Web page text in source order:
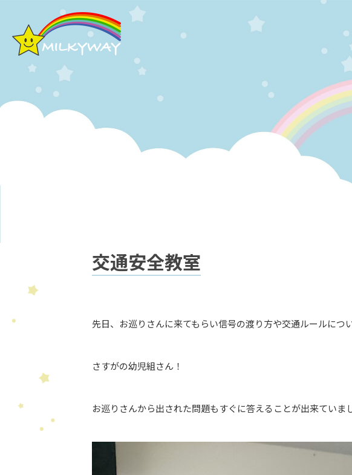
交通安全教室
先日、お巡りさんに来てもらい信号の渡り方や交通ルールにつ
さすがの幼児組さん！
お巡りさんから出された問題もすぐに答えることが出来ていま